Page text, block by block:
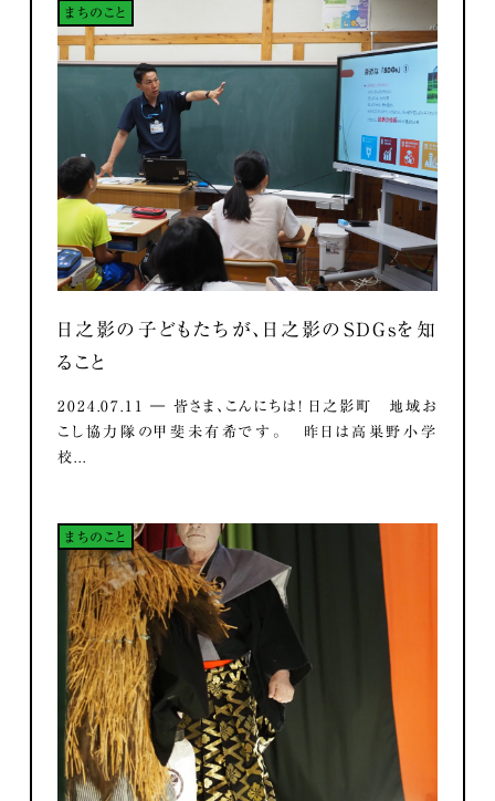
まちのこと
日之影の子どもたちが、日之影のSDGsを知
ること
2024.07.11 ― 皆さま、こんにちは！ 日之影町 地域お
こし協力隊の甲斐未有希です。 昨日は高巣野小学
校...
まちのこと